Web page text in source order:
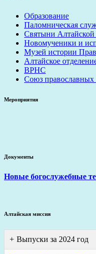
Образование
Паломническая
Святыни
Новомученики и
Музей истории
Алтайское
ВРНС
Союз
Мероприятия
Документы
Новые богослужебные
Алтайская миссия
Выпуски за 2024 год